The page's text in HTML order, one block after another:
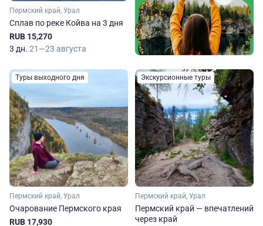
Пермский край, Урал
Сплав по реке Койва на 3 дня
RUB 15,270
3 дн. 21—23 августа
Туры выходного дня
Пермский край, Урал
Очарование Пермского края
RUB 17,930
Экскурсионные туры
Пермский край, Урал
Пермский край — впечатлений
через край